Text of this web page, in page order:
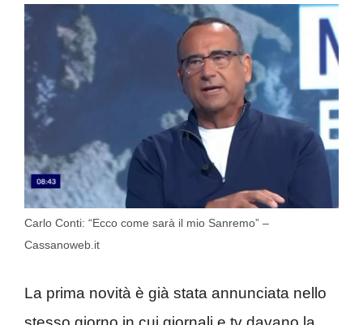
Carlo Conti: “Ecco come sarà il mio Sanremo” –
Cassanoweb.it
La prima novità è già stata annunciata nello